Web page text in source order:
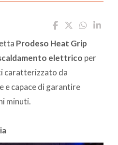
Prodeso Heat Grip
elettrico per
caratterizzato da
e capace di garantire
minuti.